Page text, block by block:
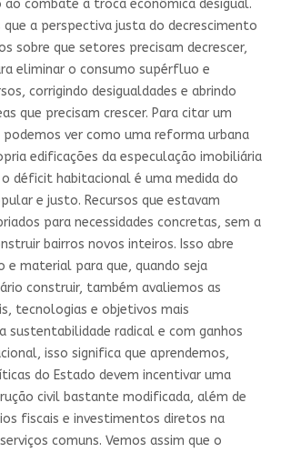
combate à troca econômica desigual.
que a perspectiva justa do decrescimento
sobre que setores precisam decrescer,
eliminar o consumo supérfluo e
corrigindo desigualdades e abrindo
que precisam crescer. Para citar um
ver como uma reforma urbana
edificações da especulação imobiliária
déficit habitacional é uma medida do
e justo. Recursos que estavam
para necessidades concretas, sem a
bairros novos inteiros. Isso abre
e material para que, quando seja
construir, também avaliemos as
tecnologias e objetivos mais
sustentabilidade radical e com ganhos
isso significa que aprendemos,
do Estado devem incentivar uma
civil bastante modificada, além de
fiscais e investimentos diretos na
comuns. Vemos assim que o